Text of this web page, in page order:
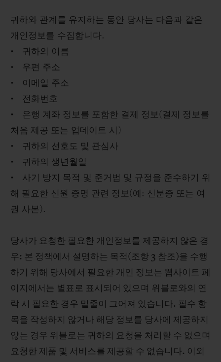
귀하와 관계를 유지하는 동안 당사는 다음과 같은
개인정보를 수집합니다.
• 귀하의 이름
• 우편 주소
• 이메일 주소
• 전화번호
• 은행 계좌 정보를 포함한 결제 정보(결제 정보를
처음 제공 또는 업데이트 시)
• 귀하의 선호도 및 관심사
• 귀하의 생년월일
• 사기 방지 목적 및 준거법 및 규정을 준수하기 위
해 필요한 신원 증명 관련 정보(예: 신분증 또는 여
권 사본).
당사가 요청한 필요한 개인정보를 제공하지 않은 경
우: 본 정책에서 설명하는 목적(조항 3 참조)을 수행
하기 위해 당사에서 필요한 개인 정보는 웹사이트 페
이지에서는 별표로 표시되어 있으며 위블로와의 연
락 시 필요한 경우 밑줄이 그어져 있습니다. 필수 항
목을 작성하지 않거나 해당 정보를 당사에 제공하지
않는 경우 위블로는 귀하의 요청을 처리할 수 없으며
요청한 제품 및 서비스를 제공할 수 없습니다. 이외